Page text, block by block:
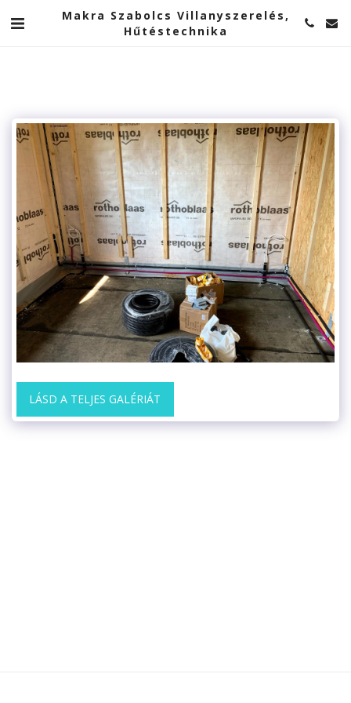
Makra Szabolcs Villanyszerelés,
Hűtéstechnika
LÁSD A TELJES GALÉRIÁT